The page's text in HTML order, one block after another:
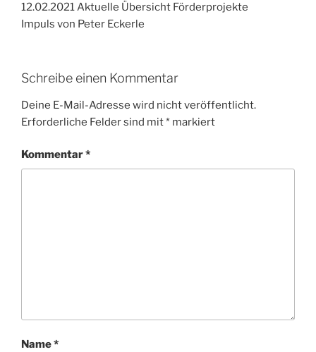
12.02.2021 Aktuelle Übersicht Förderprojekte
Impuls von Peter Eckerle
Schreibe einen Kommentar
Deine E-Mail-Adresse wird nicht veröffentlicht.
Erforderliche Felder sind mit* markiert
Kommentar*
Name*